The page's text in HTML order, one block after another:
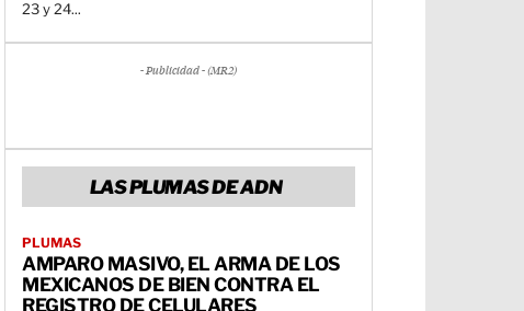
23 y 24...
- Publicidad - (MR2)
LAS PLUMAS DE ADN
PLUMAS
AMPARO MASIVO, EL ARMA DE LOS
MEXICANOS DE BIEN CONTRA EL
REGISTRO DE CELULARES